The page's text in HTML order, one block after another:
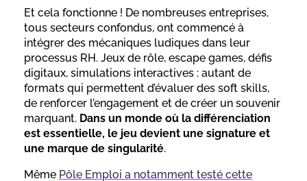
Et cela fonctionne ! De nombreuses entreprises,
tous secteurs confondus, ont commencé à
intégrer des mécaniques ludiques dans leur
processus RH. Jeux de rôle, escape games, défis
digitaux, simulations interactives : autant de
formats qui permettent d’évaluer des soft skills,
de renforcer l’engagement et de créer un souvenir
marquant. Dans un monde où la différenciation
est essentielle, le jeu devient une signature et
une marque de singularité.
Même Pôle Emploi a notamment testé cette